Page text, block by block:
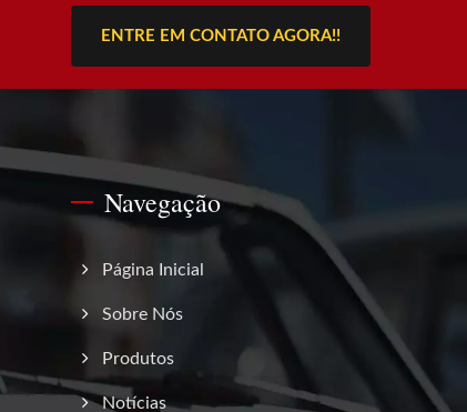
ENTRE EM CONTATO AGORA!!
Navegação
Página Inicial
Sobre Nós
Produtos
Notícias